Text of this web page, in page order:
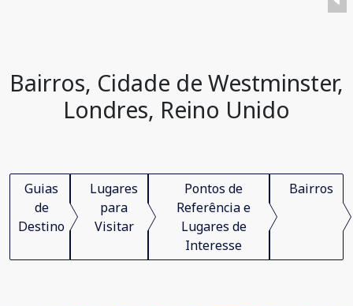
Bairros, Cidade de Westminster,
Londres, Reino Unido
Guias
de
Destino
Lugares
para
Visitar
Pontos de
Referência e
Lugares de
Interesse
Bairros